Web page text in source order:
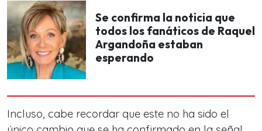
Se confirma la noticia que
todos los fanáticos de Raquel
Argandoña estaban
esperando
Incluso, cabe recordar que este no ha sido el